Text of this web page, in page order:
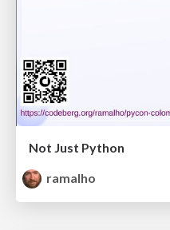
Not Just Python
ramalho